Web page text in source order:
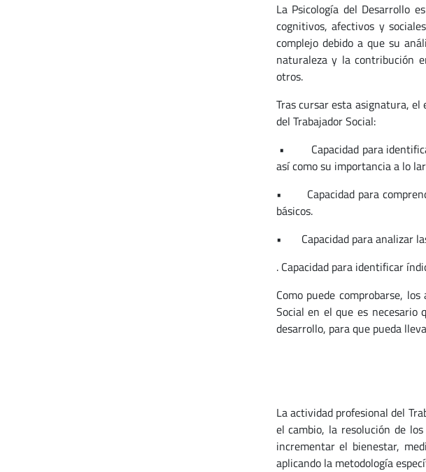
La Psicología del Desarrollo
cognitivos, afectivos y
complejo debido a que su
naturaleza y la contribución
otros.
Tras cursar esta asignatura,
del Trabajador Social:
• Capacidad para identificar
así como su importancia a lo
• Capacidad para
básicos.
• Capacidad para analizar
. Capacidad para identificar
Como puede comprobarse,
Social en el que es necesario
desarrollo, para que pueda
La actividad profesional del
el cambio, la resolución de
incrementar el bienestar,
aplicando la metodología